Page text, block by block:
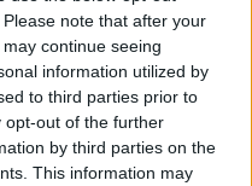
note that after your
continue seeing
information utilized by
to third parties prior to
opt-out of the further
by third parties on the
This information may
εκτελώντας τον
του γνωστού